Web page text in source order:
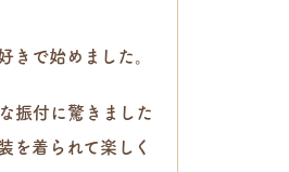
きで始めました。
振付に驚きました
を着られて楽しく